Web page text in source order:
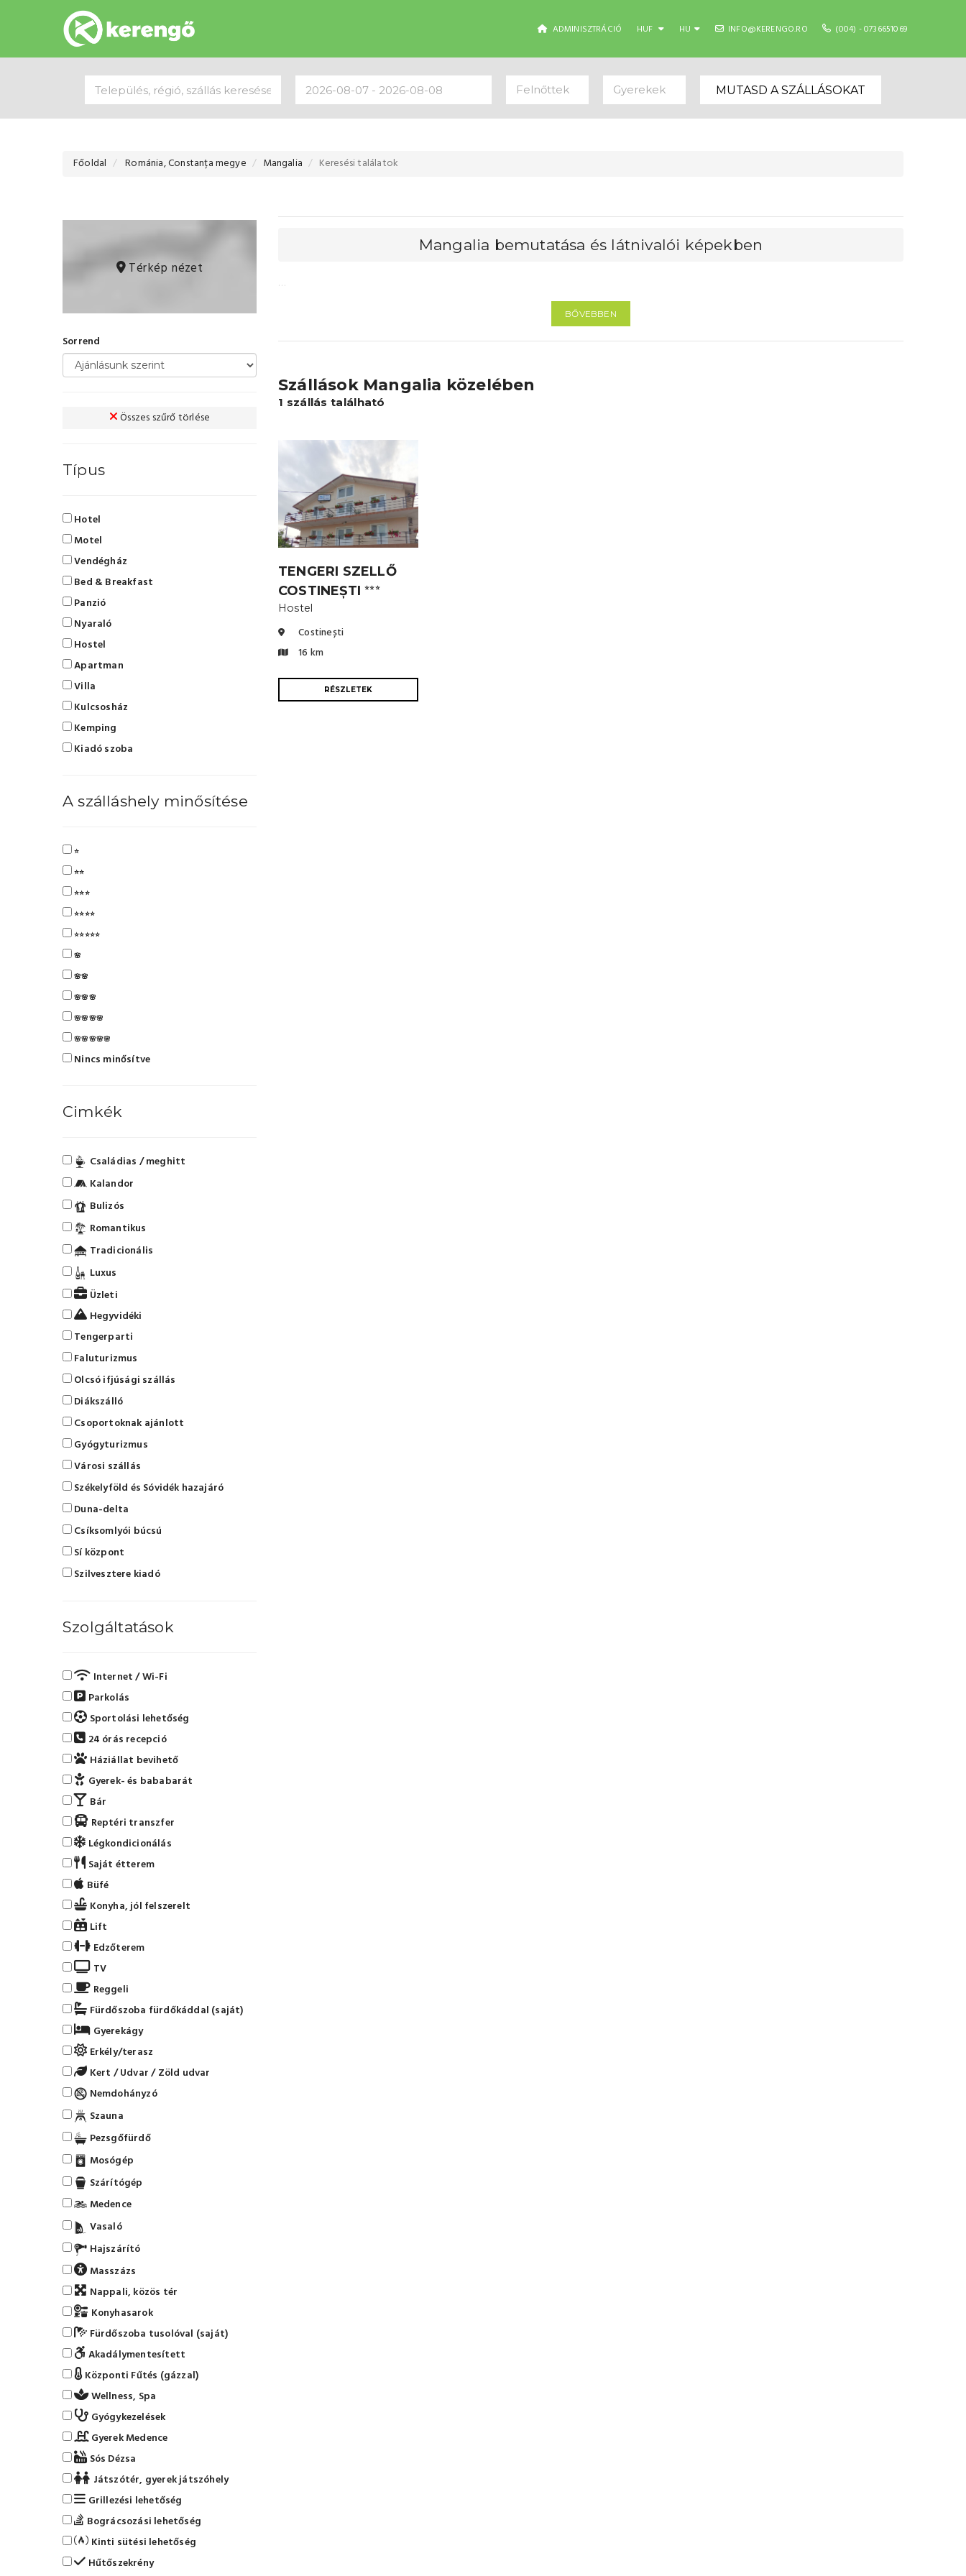
ADMINISZTRÁCIÓ HUF HU INFO@KERENGO.RO (004) - 0736651069
Felnőttek Gyerekek MUTASD A SZÁLLÁSOKAT
Főoldal Románia, Constanța megye Mangalia Keresési találatok
Térkép nézet
Sorrend
Összes szűrő törlése
Típus
Hotel
Motel
Vendégház
Bed & Breakfast
Panzió
Nyaraló
Hostel
Apartman
Villa
Kulcsosház
Kemping
Kiadó szoba
A szálláshely minősítése
⭐
⭐⭐
⭐⭐⭐
⭐⭐⭐⭐
⭐⭐⭐⭐⭐
🌸
🌸🌸
🌸🌸🌸
🌸🌸🌸🌸
🌸🌸🌸🌸🌸
Nincs minősítve
Cimkék
Családias / meghitt
Kalandor
Bulizós
Romantikus
Tradicionális
Luxus
Üzleti
Hegyvidéki
Tengerparti
Faluturizmus
Olcsó ifjúsági szállás
Diákszálló
Csoportoknak ajánlott
Gyógyturizmus
Városi szállás
Székelyföld és Sóvidék hazajáró
Duna-delta
Csíksomlyói búcsú
Sí központ
Szilvesztere kiadó
Szolgáltatások
Internet / Wi-Fi
Parkolás
Sportolási lehetőség
24 órás recepció
Háziállat bevihető
Gyerek- és bababarát
Bár
Reptéri transzfer
Légkondicionálás
Saját étterem
Büfé
Konyha, jól felszerelt
Lift
Edzőterem
TV
Reggeli
Fürdőszoba fürdőkáddal (saját)
Gyerekágy
Erkély/terasz
Kert / Udvar / Zöld udvar
Nemdohányzó
Szauna
Pezsgőfürdő
Mosógép
Szárítógép
Medence
Vasaló
Hajszárító
Masszázs
Nappali, közös tér
Konyhasarok
Fürdőszoba tusolóval (saját)
Akadálymentesített
Központi Fűtés (gázzal)
Wellness, Spa
Gyógykezelések
Gyerek Medence
Sós Dézsa
Játszótér, gyerek játszóhely
Grillezési lehetőség
Bográcsozási lehetőség
Kinti sütési lehetőség
Hűtőszekrény
Mangalia bemutatása és látnivalói képekben
…
BŐVEBBEN
Szállások Mangalia közelében
1 szállás található
TENGERI SZELLŐ
COSTINEȘTI⭐⭐⭐
Hostel
Costinești
16 km
RÉSZLETEK